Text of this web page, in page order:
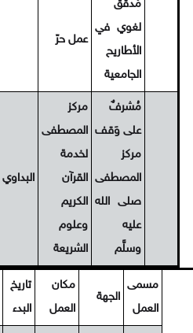
مُدقِّق
لغوي في
الأطاريح
الجامعية
عمل حرّ
مُشرفٌ
على وَقف
مركز
المصطفى
صلى الله
عليه
وسلَّم
مركز
المصطفى
لخدمة
القرآن
الكريم
وعلوم
الشريعة
البداوي
مسمى
العمل
الجهة
مكان
العمل
تاريخ
البدء